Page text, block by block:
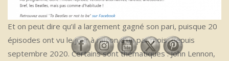
Et on peut dire qu’il a largement gagné son pari, puisque 20
épisodes ont vu le jour à raison d’un par mois, depuis
septembre 2020. Certains sont thématiques : John Lennon,